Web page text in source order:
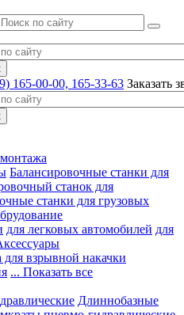
165-00-00, 165-33-63 Заказать
Балансировочные станки для
станок для
станки для грузовых
для легковых автомобилей для
для взрывной накачки
... Показать все
Длиннобазные